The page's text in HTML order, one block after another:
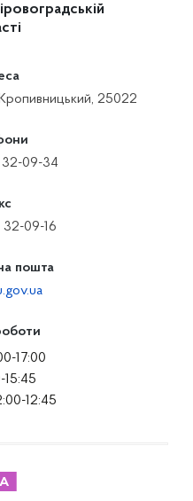
25022
09-34
09-16
пошта
17:00
15:45
12:45